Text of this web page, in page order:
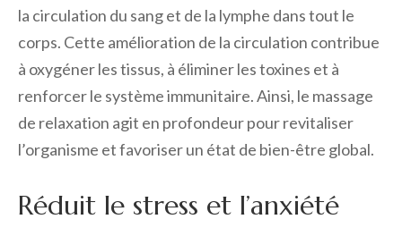
la circulation du sang et de la lymphe dans tout le
corps. Cette amélioration de la circulation contribue
à oxygéner les tissus, à éliminer les toxines et à
renforcer le système immunitaire. Ainsi, le massage
de relaxation agit en profondeur pour revitaliser
l’organisme et favoriser un état de bien-être global.
Réduit le stress et l’anxiété